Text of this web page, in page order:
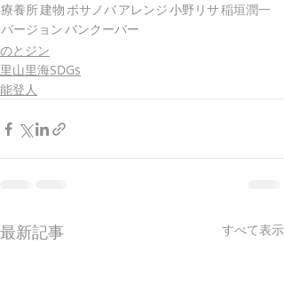
療養所建物ボサノバアレンジ小野リサ稲垣潤一
バージョンバンクーバー
のとジン
里山里海SDGs
能登人
最新記事 すべて表示